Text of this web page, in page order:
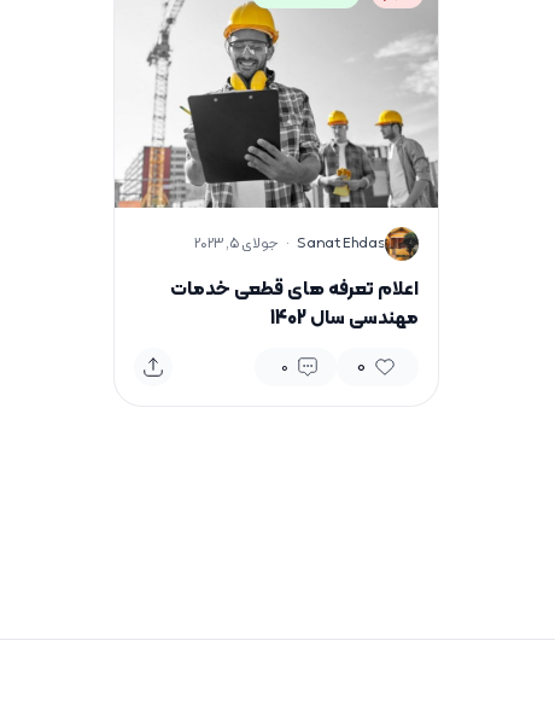
S
Sanat Ehdas
· جولای 5, 2023
اعلام تعرفه های قطعی خدمات
مهندسی سال 1402
0
0